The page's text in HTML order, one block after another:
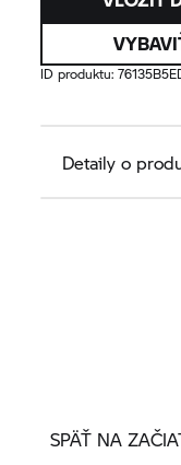
ID produktu:
Detaily o
SPÄŤ NA